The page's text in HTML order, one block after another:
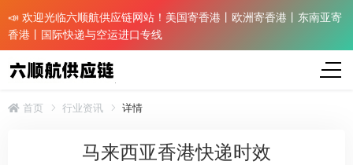
📣 欢迎光临六顺航供应链网站！美国寄香港丨欧洲寄香港丨东南亚寄
香港丨国际快递与空运进口专线
首页 行业资讯 详情
马来西亚香港快递时效